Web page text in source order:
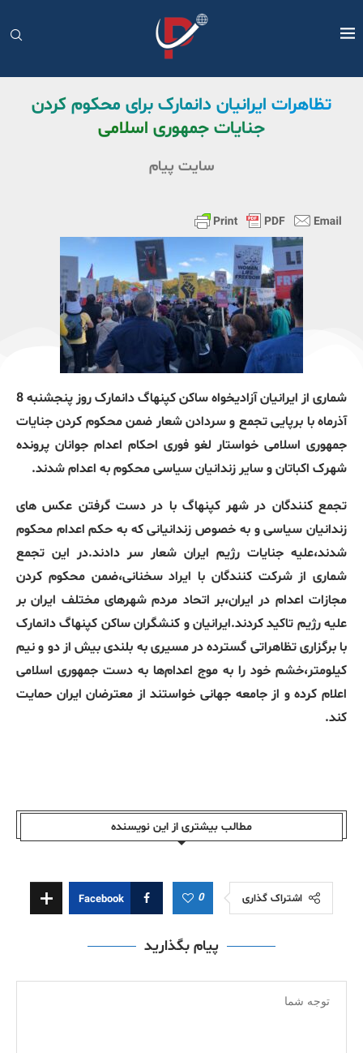
تظاهرات ایرانیان دانمارک برای محکوم کردن
جنایات جمهوری اسلامی
سایت پیام
شماری از ایرانیان آزادیخواه ساکن کپنهاگ دانمارک روز پنجشنبه 8
آذرماه با برپایی تجمع و سردادن شعار ضمن محکوم کردن جنایات
جمهوری اسلامی خواستار لغو فوری احکام اعدام جوانان پرونده
شهرک اکباتان و سایر زندانیان سیاسی محکوم به اعدام شدند.
تجمع کنندگان در شهر کپنهاگ با در دست گرفتن عکس های
زندانیان سیاسی و به خصوص زندانیانی که به حکم اعدام محکوم
شدند،علیه جنایات رژیم ایران شعار سر دادند.در این تجمع
شماری از شرکت کنندگان با ایراد سخنانی،ضمن محکوم کردن
مجازات اعدام در ایران،بر اتحاد مردم شهرهای مختلف ایران بر
علیه رژیم تاکید کردند.ایرانیان و کنشگران ساکن کپنهاگ دانمارک
با برگزاری تظاهراتی گسترده در مسیری به بلندی بیش از دو و نیم
کیلومتر،خشم خود را به موج اعدام‌ها به دست جمهوری ‌اسلامی
اعلام کرده و از جامعه جهانی خواستند از معترضان ایران حمایت
کند.
مطالب بیشتری از این نویسندە
اشتراک گذاری 0
Facebook
پیام بگذارید